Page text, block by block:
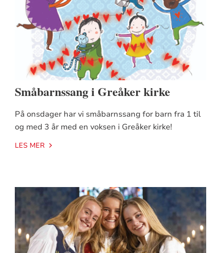
Småbarnssang i Greåker kirke
På onsdager har vi småbarnssang for barn fra 1 til
og med 3 år med en voksen i Greåker kirke!
LES MER